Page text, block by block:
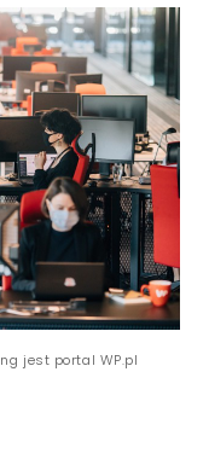
jest portal WP.pl